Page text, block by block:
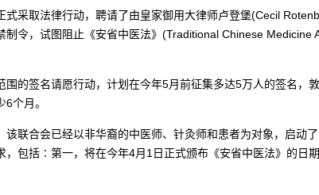
式采取法律行动，聘请了由皇家御用大律师卢登堡(Cecil
制令，试图阻止《安省中医法》(Traditional Chinese Medicine
围的签名请愿行动，计划在今年5月前征集多达5万人的签名，
个月。
该联合会已经以非华裔的中医师、针灸师和患者为对象，启动
，包括∶第一，将在今年4月1日正式颁布《安省中医法》的日